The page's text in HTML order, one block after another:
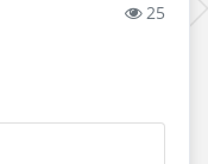
25